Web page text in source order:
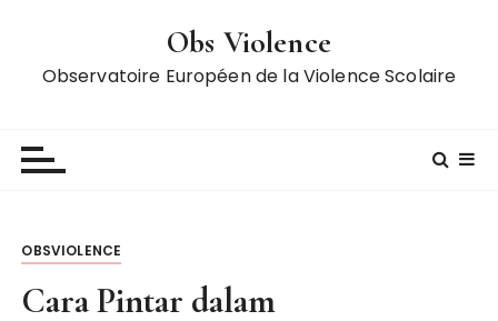
Obs Violence
Observatoire Européen de la Violence Scolaire
OBSVIOLENCE
Cara Pintar dalam